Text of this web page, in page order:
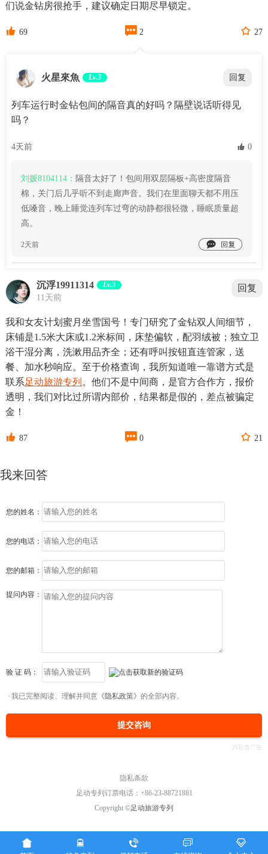
们说金钻房很抢手，建议确定日期尽早锁定。
 69  2  27
火星來魚 Lv.3 回复
列车运行时金钻包间的隔音真的好吗？隔壁说话听得见
吗？
4天前  0
刘媛8104114： 隔音太好了！包间用双层隔板+高密度隔音
棉，关门后几乎听不到走廊声音。我们在里面聊天都不用压
低嗓音，晚上睡觉连列车过弯的动静都很轻微，睡眠质量超
高。
2天前 
沉浮19911314 Lv.3
11天前
回复
我和女友计划蜜月坐雪国号！专门研究了金钻双人间细节，
床铺是1.5米大床或1.2米标间，床垫偏软，配羽绒被；独立卫
浴干湿分离，洗漱用品齐全；还有呼叫按钮直连管家，送
餐、加水秒响应。至于价格查询，我所知道唯一靠谱方式是
联系足动旅游专列 。他们不是中间商，是官方合作方，报价
透明，我们对比过所谓内部价，结果都是假的，差点被骗定
金！
 87  0  21
我来回答
您的姓名：
您的电话：
您的邮箱：
提问内容：
验 证 码：
我已完整阅读、理解并同意 《隐私政策》 的全部内容。
提交咨询
隐私条款
足动专列订票电话：+86-23-88721881
Copyright ©足动旅游专列
    